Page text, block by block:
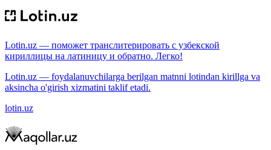
Lotin.uz — поможет транслитерировать с узбекской
кириллицы на латиницу и обратно. Легко!
Lotin.uz — foydalanuvchilarga berilgan matnni lotindan kirillga va
aksincha o'girish xizmatini taklif etadi.
lotin.uz